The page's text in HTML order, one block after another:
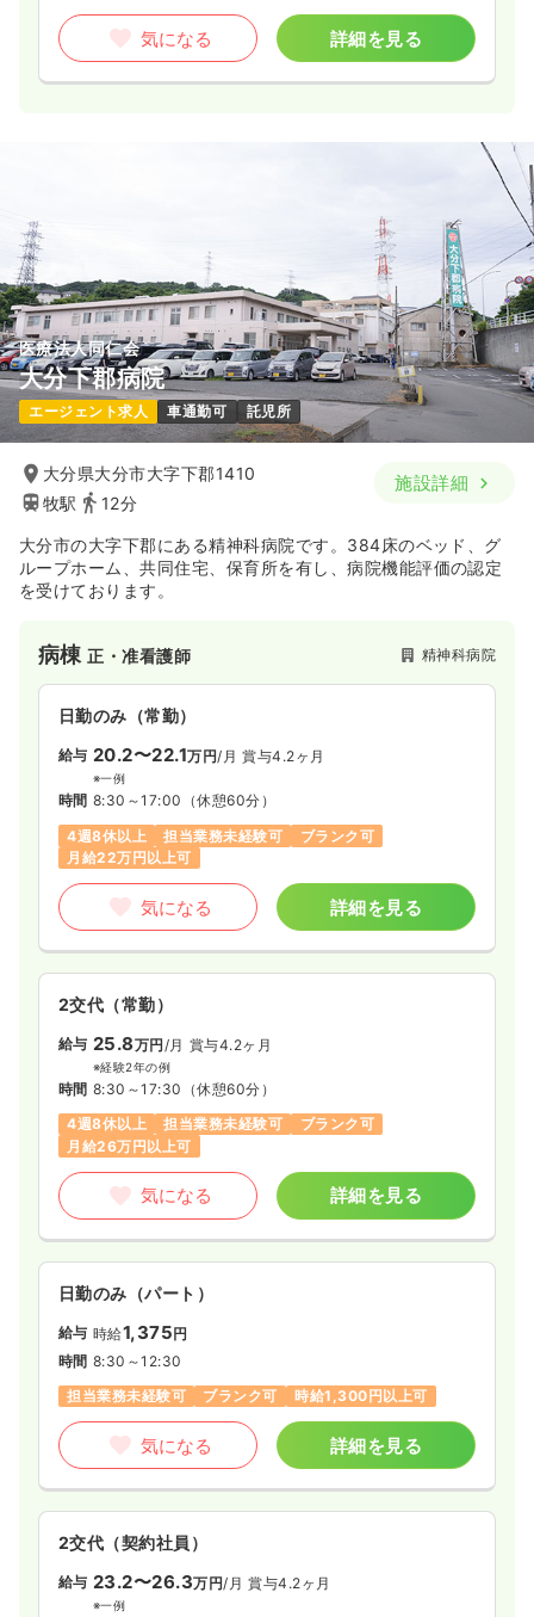
気になる 詳細を見る
医療法人同仁会
大分下郡病院
エージェント求人 車通勤可 託児所
大分県大分市大字下郡1410
牧駅
12分
施設詳細
大分市の大字下郡にある精神科病院です。384床のベッド、グ
ループホーム、共同住宅、保育所を有し、病院機能評価の認定
を受けております。
病棟正・准看護師 精神科病院
日勤のみ（常勤）
給与 20.2〜22.1万円/月 賞与4.2ヶ月
※一例
時間 8:30～17:00 （休憩60分）
4週8休以上
担当業務未経験可
ブランク可
月給22万円以上可
気になる 詳細を見る
2交代（常勤）
給与 25.8万円/月 賞与4.2ヶ月
※経験2年の例
時間 8:30～17:30 （休憩60分）
4週8休以上
担当業務未経験可
ブランク可
月給26万円以上可
気になる 詳細を見る
日勤のみ（パート）
給与 時給1,375円
時間 8:30～12:30
担当業務未経験可
ブランク可 時給1,300円以上可
気になる 詳細を見る
2交代（契約社員）
給与 23.2〜26.3万円/月 賞与4.2ヶ月
※一例